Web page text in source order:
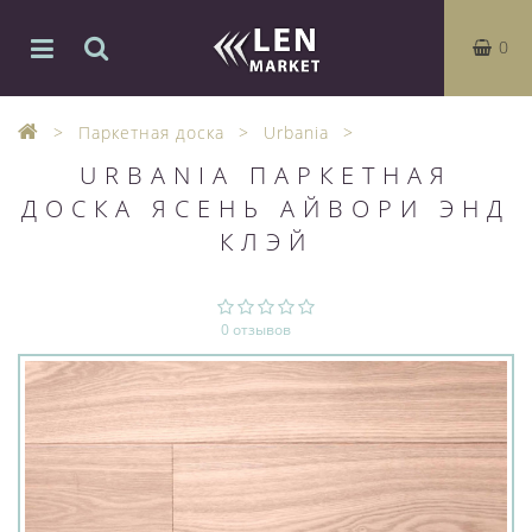
0
Паркетная доска Urbania
URBANIA ПАРКЕТНАЯ
ДОСКА ЯСЕНЬ АЙВОРИ ЭНД
КЛЭЙ
0 отзывов